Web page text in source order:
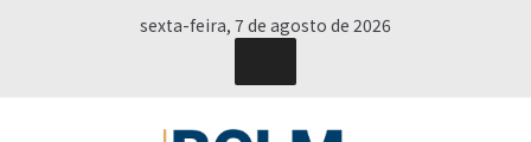
sexta-feira, 7 de agosto de 2026